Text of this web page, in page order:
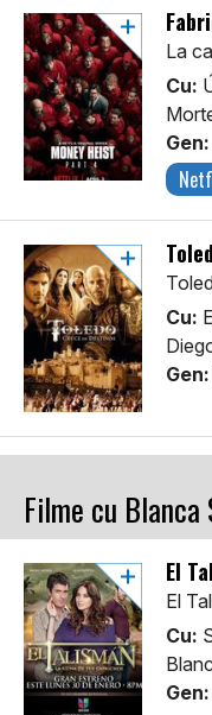
La
Cu:
Gen:
Cu:
Gen:
Filme cu Blanca
El
El
Cu:
Gen: